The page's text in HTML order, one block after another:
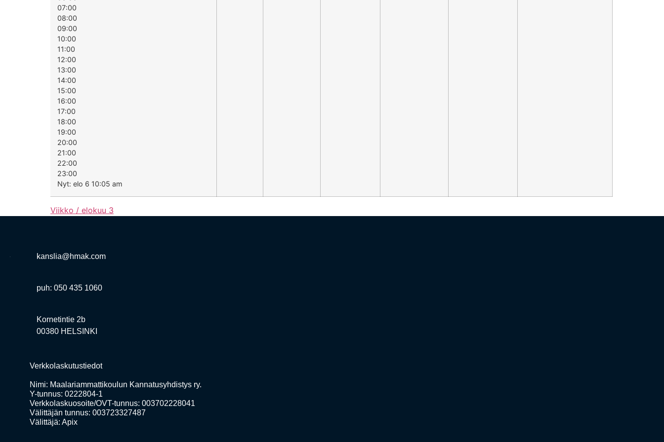
07:00
08:00
09:00
10:00
11:00
12:00
13:00
14:00
15:00
16:00
17:00
18:00
19:00
20:00
21:00
22:00
23:00
Nyt: elo 6 10:05 am
Viikko / elokuu 3
kanslia@hmak.com
puh: 050 435 1060
Kornetintie 2b
00380 HELSINKI
Verkkolaskutustiedot
Nimi: Maalariammattikoulun Kannatusyhdistys ry.
Y-tunnus: 0222804-1
Verkkolaskuosoite/OVT-tunnus: 003702228041
Välittäjän tunnus: 003723327487
Välittäjä: Apix